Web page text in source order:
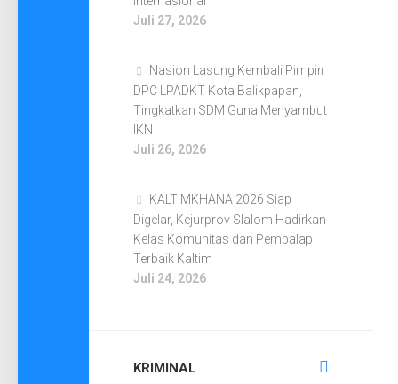
Juli 27, 2026
Nasion Lasung Kembali Pimpin
DPC LPADKT Kota Balikpapan,
Tingkatkan SDM Guna Menyambut
IKN
Juli 26, 2026
KALTIMKHANA 2026 Siap
Digelar, Kejurprov Slalom Hadirkan
Kelas Komunitas dan Pembalap
Terbaik Kaltim
Juli 24, 2026
KRIMINAL